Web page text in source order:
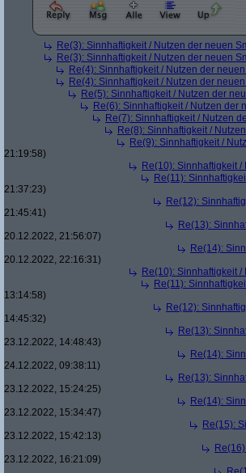
Re(3): Sinnhaftigkeit / Nutzen der neuen
Re(3): Sinnhaftigkeit / Nutzen der neuen
Re(4): Sinnhaftigkeit / Nutzen der
Re(4): Sinnhaftigkeit / Nutzen der
Re(5): Sinnhaftigkeit / Nutzen der
Re(6): Sinnhaftigkeit / Nutzen der
Re(7): Sinnhaftigkeit / Nutzen
Re(8): Sinnhaftigkeit /
Re(9): Sinnhaftigkeit /
21:19:58)
Re(10): Sinnhaftigkeit
Re(11):
21:37:23)
Re(12):
21:45:41)
Re(13):
20.12.2022, 21:56:07)
Re(14):
20.12.2022, 22:16:31)
Re(10): Sinnhaftigkeit
Re(11):
13:14:58)
Re(12):
14:45:32)
Re(13):
23.12.2022, 14:48:43)
Re(14):
24.12.2022, 09:38:11)
Re(13):
23.12.2022, 15:24:25)
Re(14):
23.12.2022, 15:34:47)
Re(15):
23.12.2022, 15:42:13)
23.12.2022, 16:21:09)